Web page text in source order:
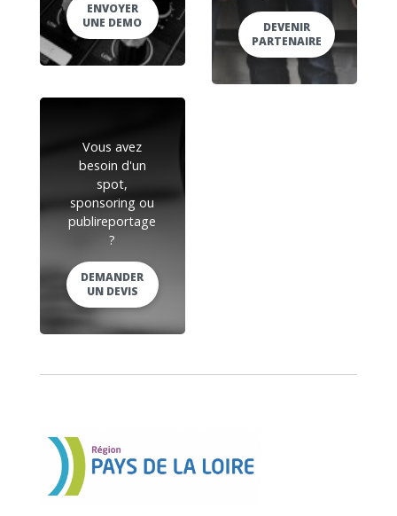
ENVOYER
UNE DEMO
DEVENIR
PARTENAIRE
Vous avez
besoin d'un
spot,
sponsoring ou
publireportage
?
DEMANDER
UN DEVIS